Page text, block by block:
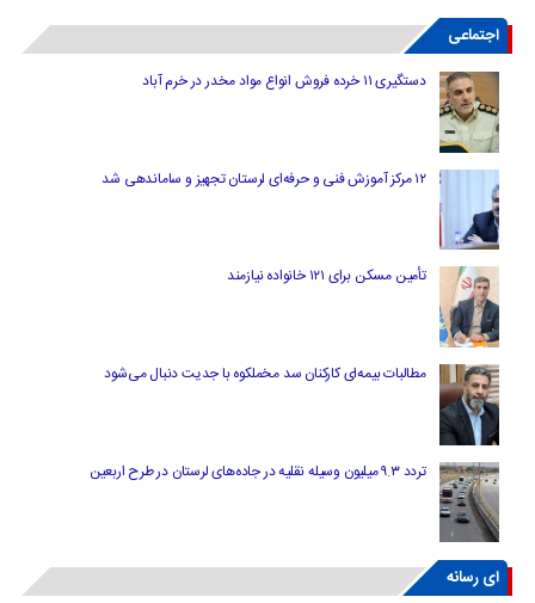
اجتماعی
دستگیری ۱۱ خرده فروش انواع مواد مخدر در خرم آباد
۱۲ مرکز آموزش فنی و حرفه‌ای لرستان تجهیز و ساماندهی شد
تأمین مسکن برای ۱۲۱ خانواده نیازمند
مطالبات بیمه‌ای کارکنان سد مخملکوه با جدیت دنبال می‌شود
تردد ۹.۳ میلیون وسیله نقلیه در جاده‌های لرستان در طرح اربعین
ای رسانه